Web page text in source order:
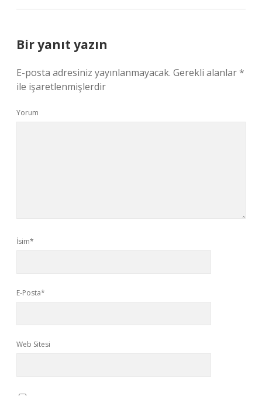
Bir yanıt yazın
E-posta adresiniz yayınlanmayacak. Gerekli alanlar*
ile işaretlenmişlerdir
Yorum
İsim*
E-Posta*
Web Sitesi